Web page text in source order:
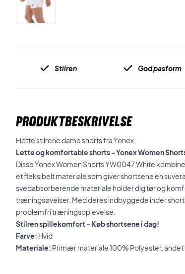
Stilren God pasform
PRODUKTBESKRIVELSE
Flotte stilrene dame shorts fra Yonex.
Lette og komfortable shorts - Yonex Women
Disse Yonex Women Shorts YW0047 White
et fleksibelt materiale som giver shortsene en
svedabsorberende materiale holder dig tør og
træningsøvelser. Med deres indbyggede inder
problemfri træningsoplevelse.
Stilren spillekomfort - Køb shortsene i dag!
Farve: Hvid
Materiale: Primær materiale 100% Polyester, andet